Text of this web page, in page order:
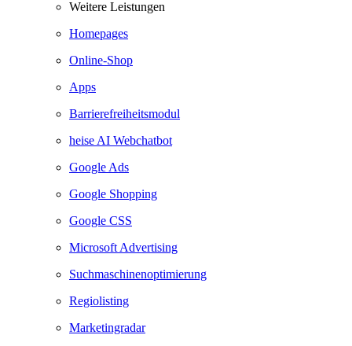
Weitere Leistungen
Homepages
Online-Shop
Apps
Barrierefreiheitsmodul
heise AI Webchatbot
Google Ads
Google Shopping
Google CSS
Microsoft Advertising
Suchmaschinenoptimierung
Regiolisting
Marketingradar